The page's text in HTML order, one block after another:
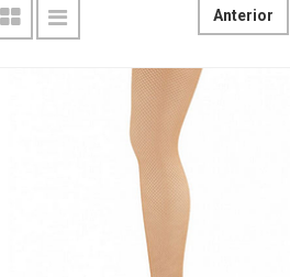
Anterior